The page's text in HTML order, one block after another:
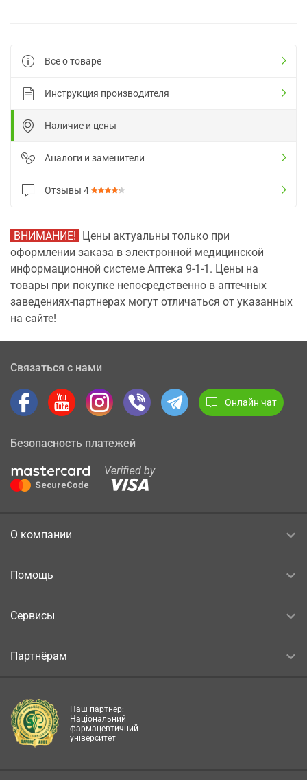
Все о товаре
Инструкция производителя
Наличие и цены
Аналоги и заменители
Отзывы 4
ВНИМАНИЕ! Цены актуальны только при
оформлении заказа в электронной медицинской
информационной системе Аптека 9-1-1. Цены на
товары при покупке непосредственно в аптечных
заведениях-партнерах могут отличаться от указанных
на сайте!
Связаться с нами
Онлайн чат
Безопасность платежей
О компании
Помощь
Сервисы
Партнёрам
Наш партнер:
Національний
фармацевтичний
університет